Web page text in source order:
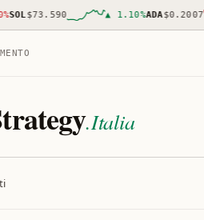
$73.590 ▲ 1.10% ADA$0.2007
.Italia